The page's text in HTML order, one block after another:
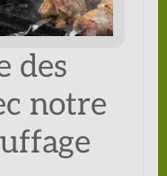
des
notre